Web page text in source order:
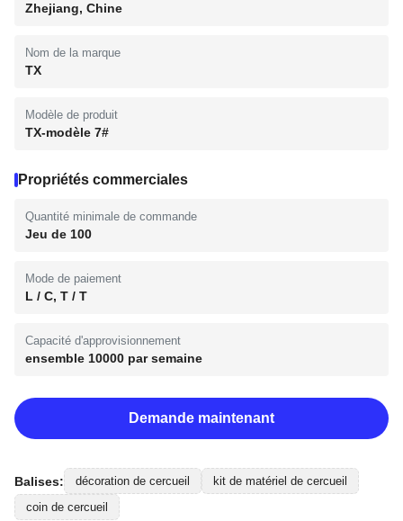
Zhejiang, Chine
Nom de la marque
TX
Modèle de produit
TX-modèle 7#
Propriétés commerciales
Quantité minimale de commande
Jeu de 100
Mode de paiement
L / C, T / T
Capacité d'approvisionnement
ensemble 10000 par semaine
Demande maintenant
Balises: décoration de cercueil
kit de matériel de cercueil
coin de cercueil